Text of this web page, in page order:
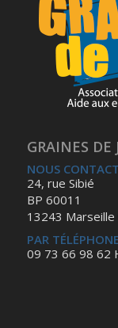
GRAINES DE
NOUS
24, rue Sibié
BP 60011
13243 Marseille
PAR
09 73 66 98 62